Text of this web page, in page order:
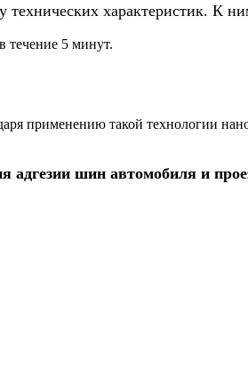
характеристик. К
течение 5 минут.
применению такой технологии
шин автомобиля и